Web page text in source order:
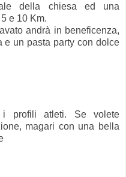
della chiesa ed una
e 10 Km.
andrà in beneficenza,
e un pasta party con dolce
i profili atleti. Se volete
magari con una bella